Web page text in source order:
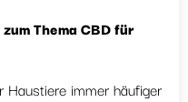
Thema CBD für
immer häufiger